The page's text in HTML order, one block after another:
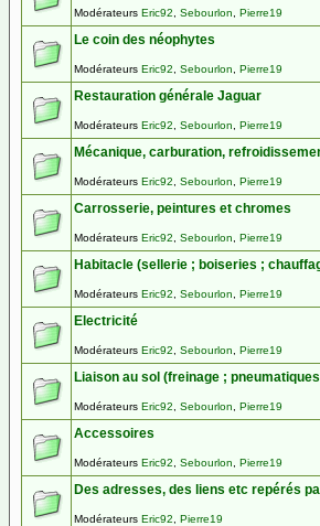
Modérateurs Eric92 Sebourlon Pierre19
Le coin des néophytes
Modérateurs Eric92 Sebourlon Pierre19
Restauration générale Jaguar
Modérateurs Eric92 Sebourlon Pierre19
Mécanique, carburation,
Modérateurs Eric92 Sebourlon Pierre19
Carrosserie, peintures et chromes
Modérateurs Eric92 Sebourlon Pierre19
Habitacle (sellerie ; boiseries ;
Modérateurs Eric92 Sebourlon Pierre19
Electricité
Modérateurs Eric92 Sebourlon Pierre19
Liaison au sol (freinage ;
Modérateurs Eric92 Sebourlon Pierre19
Accessoires
Modérateurs Eric92 Sebourlon Pierre19
Des adresses, des liens etc repérés
Modérateurs Eric92 Pierre19